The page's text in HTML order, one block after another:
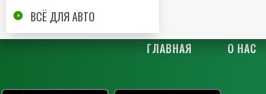
ВСЁ ДЛЯ АВТО
ГЛАВНАЯ О НАС